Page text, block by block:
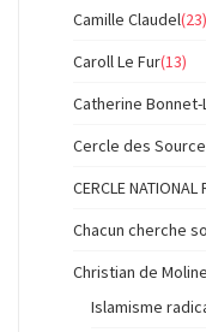
Camille Claudel(23)
Caroll Le Fur(13)
Catherine
Cercle des
CERCLE NATIONAL
Chacun cherche
Christian de
Islamisme